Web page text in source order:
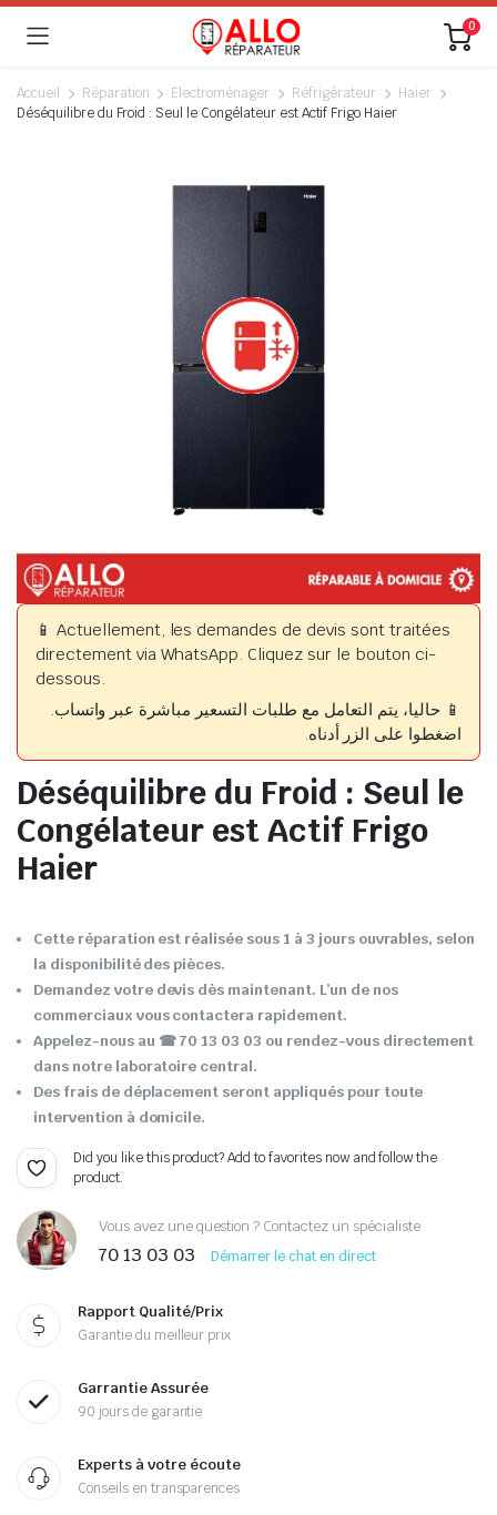
0
Accueil Réparation Électroménager Réfrigérateur
Haier
Déséquilibre du Froid : Seul le Congélateur est Actif Frigo Haier
📱 Actuellement, les demandes de devis sont traitées
directement via WhatsApp. Cliquez sur le bouton ci-
dessous.
📱 حاليا، يتم التعامل مع طلبات التسعير مباشرة عبر واتساب.
اضغطوا على الزر أدناه.
Déséquilibre du Froid : Seul le
Congélateur est Actif Frigo
Haier
Cette réparation est réalisée sous 1 à 3 jours ouvrables, selon
la disponibilité des pièces.
Demandez votre devis dès maintenant. L’un de nos
commerciaux vous contactera rapidement.
Appelez-nous au ☎ 70 13 03 03 ou rendez-vous directement
dans notre laboratoire central.
Des frais de déplacement seront appliqués pour toute
intervention à domicile.
Did you like this product? Add to favorites now and follow the
product.
Vous avez une question ? Contactez un spécialiste
70 13 03 03 Démarrer le chat en direct
Rapport Qualité/Prix
Garantie du meilleur prix
Garrantie Assurée
90 jours de garantie
Experts à votre écoute
Conseils en transparences